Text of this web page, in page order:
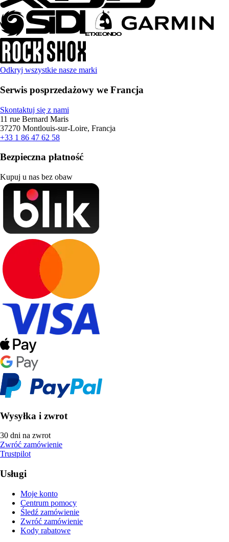
Odkryj wszystkie nasze marki
Serwis posprzedażowy we Francja
Skontaktuj się z nami
11 rue Bernard Maris
37270 Montlouis-sur-Loire, Francja
+33 1 86 47 62 58
Bezpieczna płatność
Kupuj u nas bez obaw
Wysyłka i zwrot
30 dni na zwrot
Zwróć zamówienie
Trustpilot
Usługi
Moje konto
Centrum pomocy
Śledź zamówienie
Zwróć zamówienie
Kody rabatowe